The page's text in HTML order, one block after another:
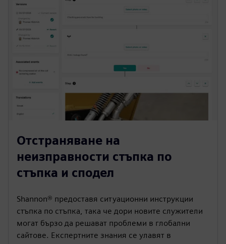
Отстраняване на
неизправности стъпка по
стъпка и сподел
Shannon® предоставя ситуационни инструкции
стъпка по стъпка, така че дори новите служители
могат бързо да решават проблеми в глобални
сайтове. Експертните знания се улавят в